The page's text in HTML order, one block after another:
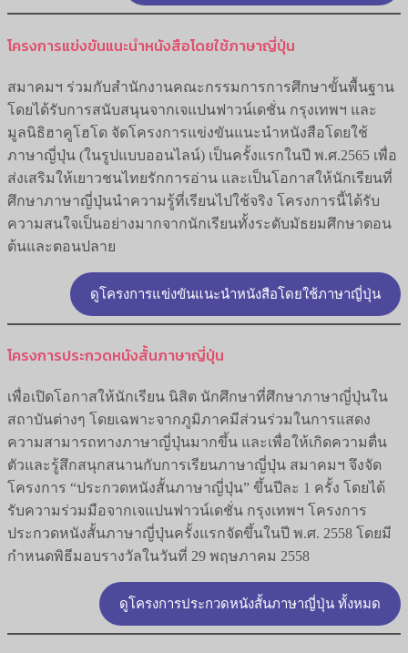
โครงการแข่งขันแนะนำหนังสือโดยใช้ภาษาญี่ปุ่น
สมาคมฯ ร่วมกับสำนักงานคณะกรรมการการศึกษาขั้นพื้นฐาน
โดยได้รับการสนับสนุนจากเจแปนฟาวน์เดชั่น กรุงเทพฯ และ
มูลนิธิฮาคูโฮโด จัดโครงการแข่งขันแนะนำหนังสือโดยใช้
ภาษาญี่ปุ่น (ในรูปแบบออนไลน์) เป็นครั้งแรกในปี พ.ศ.2565 เพื่อ
ส่งเสริมให้เยาวชนไทยรักการอ่าน และเป็นโอกาสให้นักเรียนที่
ศึกษาภาษาญี่ปุ่นนำความรู้ที่เรียนไปใช้จริง โครงการนี้ได้รับ
ความสนใจเป็นอย่างมากจากนักเรียนทั้งระดับมัธยมศึกษาตอน
ต้นและตอนปลาย
ดูโครงการแข่งขันแนะนำหนังสือโดยใช้ภาษาญี่ปุ่น
โครงการประกวดหนังสั้นภาษาญี่ปุ่น
เพื่อเปิดโอกาสให้นักเรียน นิสิต นักศึกษาที่ศึกษาภาษาญี่ปุ่นใน
สถาบันต่างๆ โดยเฉพาะจากภูมิภาคมีส่วนร่วมในการแสดง
ความสามารถทางภาษาญี่ปุ่นมากขึ้น และเพื่อให้เกิดความตื่น
ตัวและรู้สึกสนุกสนานกับการเรียนภาษาญี่ปุ่น สมาคมฯ จึงจัด
โครงการ “ประกวดหนังสั้นภาษาญี่ปุ่น” ขึ้นปีละ 1 ครั้ง โดยได้
รับความร่วมมือจากเจแปนฟาวน์เดชั่น กรุงเทพฯ โครงการ
ประกวดหนังสั้นภาษาญี่ปุ่นครั้งแรกจัดขึ้นในปี พ.ศ. 2558 โดยมี
กำหนดพิธีมอบรางวัลในวันที่ 29 พฤษภาคม 2558
ดูโครงการประกวดหนังสั้นภาษาญี่ปุ่น ทั้งหมด